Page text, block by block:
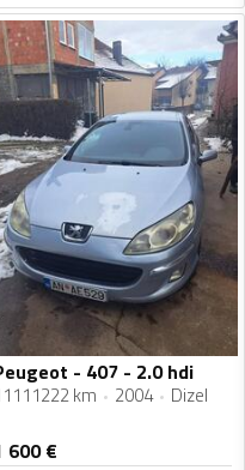
- 407 - 2.0 hdi
km 2004 Dizel
600€